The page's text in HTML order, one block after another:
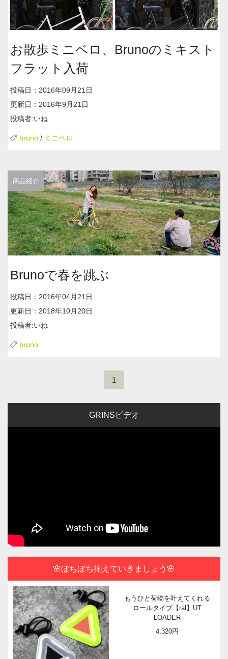
お散歩ミニベロ、Brunoのミキスト
フラット入荷
投稿日：2016年09月21日
更新日：2016年9月21日
投稿者:いね
bruno / ミニベロ
商品紹介
Brunoで春を跳ぶ
投稿日：2016年04月21日
更新日：2018年10月20日
投稿者:いね
bruno
1
GRINSビデオ
🌸ぼちぼち揃えていきましょう🌸
もうひと荷物を叶えてくれる
ロールタイプ【ral】UT
LOADER
4,320円